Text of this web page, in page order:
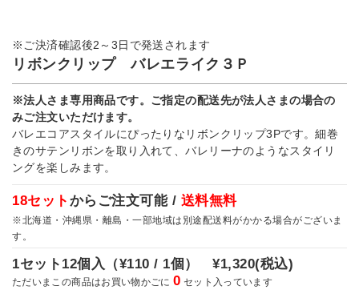
※ご決済確認後2～3日で発送されます
リボンクリップ バレエライク３Ｐ
※法人さま専用商品です。ご指定の配送先が法人さまの場合の
みご注文いただけます。
バレエコアスタイルにぴったりなリボンクリップ3Pです。細巻
きのサテンリボンを取り入れて、バレリーナのようなスタイリ
ングを楽しみます。
18セット からご注文可能 / 送料無料
※北海道・沖縄県・離島・一部地域は別途配送料がかかる場合がございま
す。
1セット12個入（¥110 / 1個）¥1,320(税込)
ただいまこの商品はお買い物かごに0 セット入っています